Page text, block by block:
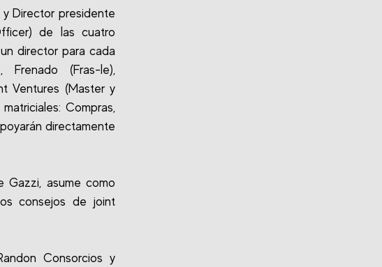
Director presidente
de las cuatro
director para cada
Frenado (Fras-le),
Ventures (Master y
Compras,
directamente
Gazzi, asume como
consejos de joint
Consorcios y